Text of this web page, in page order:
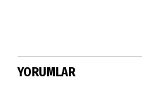
YORUMLAR